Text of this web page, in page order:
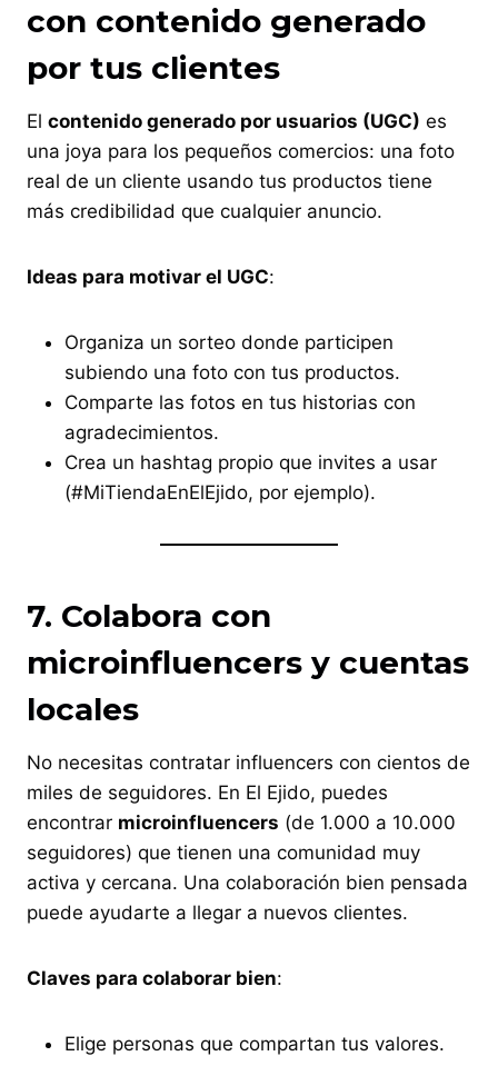
con contenido generado
por tus clientes
El contenido generado por usuarios (UGC) es
una joya para los pequeños comercios: una foto
real de un cliente usando tus productos tiene
más credibilidad que cualquier anuncio.
Ideas para motivar el UGC:
Organiza un sorteo donde participen
subiendo una foto con tus productos.
Comparte las fotos en tus historias con
agradecimientos.
Crea un hashtag propio que invites a usar
(#MiTiendaEnElEjido, por ejemplo).
7. Colabora con
microinfluencers y cuentas
locales
No necesitas contratar influencers con cientos de
miles de seguidores. En El Ejido, puedes
encontrar microinfluencers (de 1.000 a 10.000
seguidores) que tienen una comunidad muy
activa y cercana. Una colaboración bien pensada
puede ayudarte a llegar a nuevos clientes.
Claves para colaborar bien:
Elige personas que compartan tus valores.